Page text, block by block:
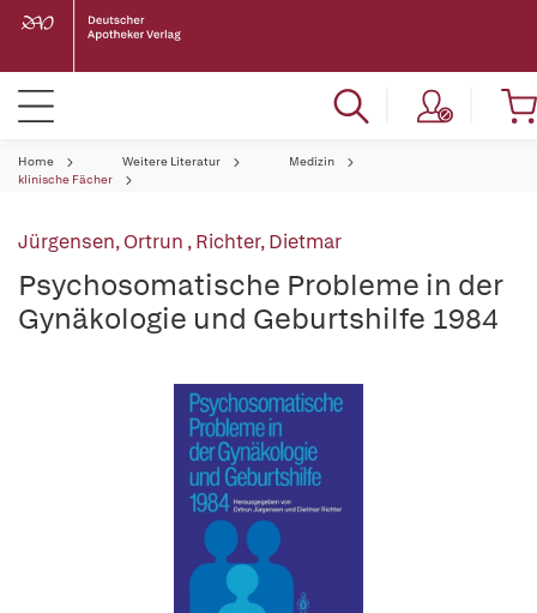
Home Weitere Literatur
Medizin
klinische Fächer
Jürgensen, Ortrun ,Richter, Dietmar
Psychosomatische Probleme in der
Gynäkologie und Geburtshilfe 1984